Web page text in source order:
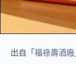
出自「福祿壽酒廠